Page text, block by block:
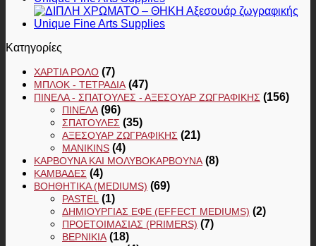
Κατηγορίες
ΧΑΡΤΙΆ ΡΟΛΌ (7)
ΜΠΛΟΚ - ΤΕΤΡΆΔΙΑ (47)
ΠΙΝΈΛΑ - ΣΠΆΤΟΥΛΕΣ - ΑΞΕΣΟΥΆΡ ΖΩΓΡΑΦΙΚΉΣ (156)
ΠΙΝΈΛΑ (96)
ΣΠΆΤΟΥΛΕΣ (35)
ΑΞΕΣΟΥΆΡ ΖΩΓΡΑΦΙΚΉΣ (21)
MANIKINS (4)
ΚΆΡΒΟΥΝΑ ΚΑΙ ΜΟΛΥΒΟΚΆΡΒΟΥΝΑ (8)
ΚΑΜΒΆΔΕΣ (4)
ΒΟΗΘΗΤΙΚΆ (MEDIUMS) (69)
PASTEL (1)
ΔΗΜΙΟΥΡΓΊΑΣ ΕΦΈ (EFFECT MEDIUMS) (2)
ΠΡΟΕΤΟΙΜΑΣΊΑΣ (PRIMERS) (7)
ΒΕΡΝΊΚΙΑ (18)